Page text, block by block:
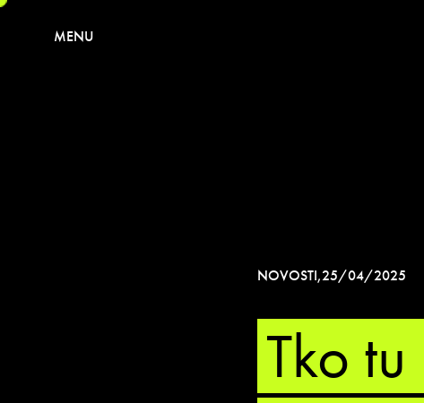
MENU
NOVOSTI,25/04/2025
Tko